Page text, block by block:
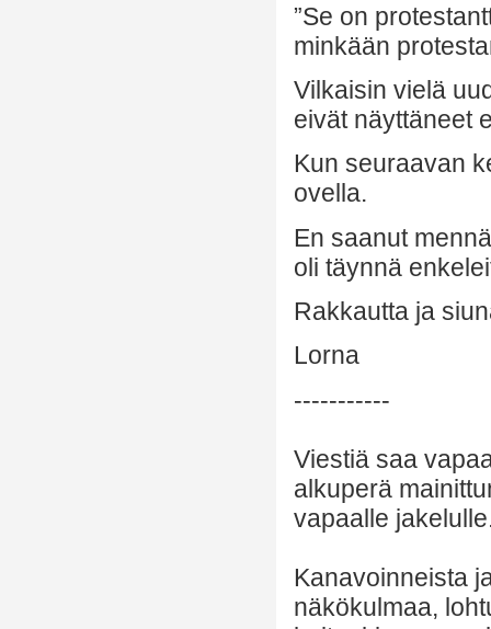
”Se on
minkään
Vilkaisin vielä
eivät näyttäneet
Kun seuraavan
ovella.
En saanut
oli täynnä
Rakkautta ja
Lorna
-----------
Viestiä saa
alkuperä
vapaalle
Kanavoinneista
näkökulmaa,